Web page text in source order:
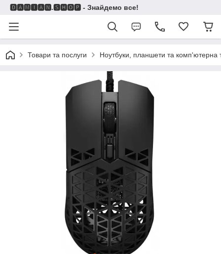
🅳🅰🅼🅸🅰🅽.🆂🅷🅾🅿 - Знайдемо все!
Товари та послуги Ноутбуки, планшети та комп'ютерна